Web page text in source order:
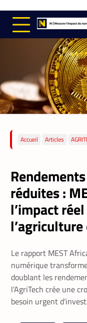
Accueil Articles
réduites :
l’impact
Le rapport MEST
numérique
doublant les
l'AgriTech crée une
besoin urgent